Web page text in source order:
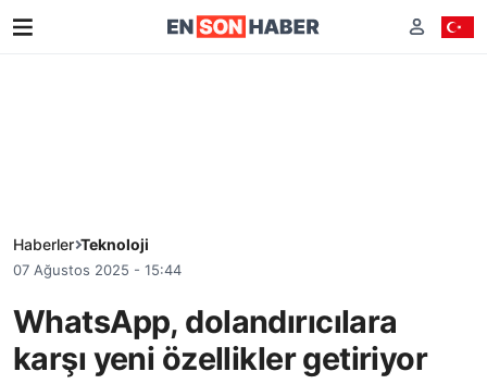
Haberler Teknoloji
07 Ağustos 2025 - 15:44
WhatsApp, dolandırıcılara
karşı yeni özellikler getiriyor